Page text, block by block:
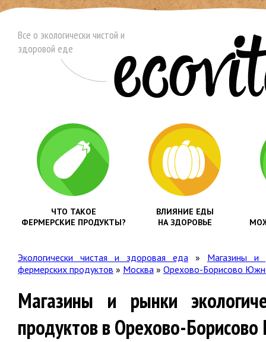
Все о экологически чистой и
здоровой еде
ЧТО ТАКОЕ
ФЕРМЕРСКИЕ ПРОДУКТЫ?
ВЛИЯНИЕ ЕДЫ
НА ЗДОРОВЬЕ
Экологически чистая и здоровая еда» Магазины и
фермерских продуктов » Москва » Орехово-Борисово
Магазины и рынки
продуктов в Орехово-